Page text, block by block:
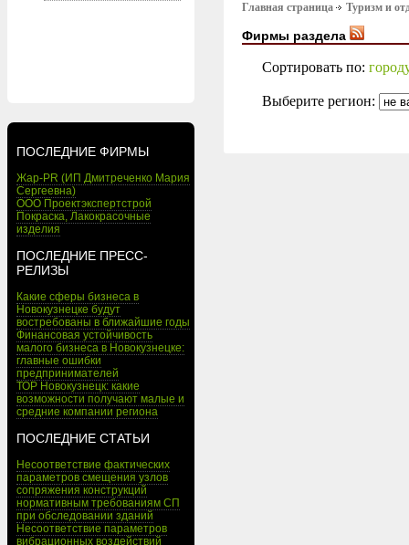
ПОСЛЕДНИЕ ФИРМЫ
Жар-PR (ИП Дмитреченко Мария
Сергеевна)
ООО Проектэкспертстрой
Покраска, Лакокрасочные
изделия
ПОСЛЕДНИЕ ПРЕСС-
РЕЛИЗЫ
Какие сферы бизнеса в
Новокузнецке будут
востребованы в ближайшие годы
Финансовая устойчивость
малого бизнеса в Новокузнецке:
главные ошибки
предпринимателей
ТОР Новокузнецк: какие
возможности получают малые и
средние компании региона
ПОСЛЕДНИЕ СТАТЬИ
Несоответствие фактических
параметров смещения узлов
сопряжения конструкций
нормативным требованиям СП
при обследовании зданий
Несоответствие параметров
вибрационных воздействий
Главная страница Туризм и
Фирмы раздела
Сортировать по:
Выберите регион: